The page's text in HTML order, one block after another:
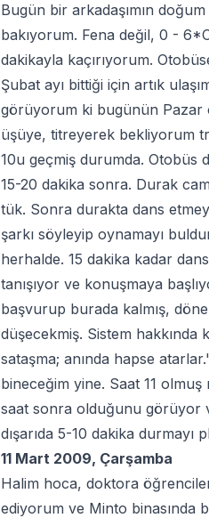
Bugün bir arkadaşımın
bakıyorum. Fena değil, 0 -
dakikayla kaçırıyorum.
Şubat ayı bittiği için artık
görüyorum ki bugünün Pazar
üşüye, titreyerek bekliyorum
10u geçmiş durumda. Otobüs
15-20 dakika sonra. Durak
tük. Sonra durakta dans
şarkı söyleyip oynamayı
herhalde. 15 dakika kadar
tanışıyor ve konuşmaya
başvurup burada kalmış,
düşecekmiş. Sistem hakkında
sataşma; anında hapse
bineceğim yine. Saat 11
saat sonra olduğunu görüyor
dışarıda 5-10 dakika durmayı
11 Mart 2009, Çarşamba
Halim hoca, doktora
ediyorum ve Minto binasında